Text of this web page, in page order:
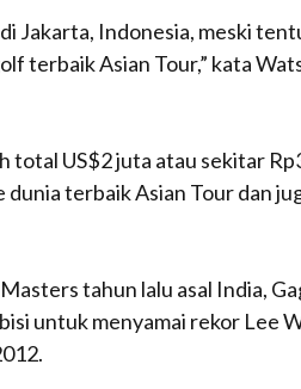
Jakarta, Indonesia, meski
terbaik Asian Tour,” kata
total US$2 juta atau sekitar
terbaik Asian Tour dan
tahun lalu asal India,
untuk menyamai rekor Lee